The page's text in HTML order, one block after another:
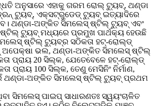
ଅନୁସାରେ ଏହାକୁ ଗରମ ରୋଲ୍ ଟ୍ୟୁବ୍, ଥଣ୍ଡା
ଟ୍ୟୁବ୍, ଏକ୍ସଟ୍ରୁଡେଡ୍ ଟ୍ୟୁବ୍ ଇତ୍ୟାଦିରେ
ଥଣ୍ଡା-ଅଙ୍କିତ ସିମଲେସ୍ ଷ୍ଟିଲ୍ ଟ୍ୟୁବ୍ ଏବଂ
ଟ୍ୟୁବ୍ ମଧ୍ୟରେ ପ୍ରମୁଖ ପାର୍ଥକ୍ୟ ହେଉଛି
ଷ୍ଟିଲ୍ ଟ୍ୟୁବ୍‌ର ସଠିକତା ହଟ୍-ରୋଲ୍ଡ୍
ଭଲ, ଥଣ୍ଡା-ଅଙ୍କିତ ସିମଲେସ୍ ଷ୍ଟିଲ୍
ପ୍ରାୟ 20 ସିଲ୍କ, ଯେତେବେଳେ ହଟ୍-ରୋଲ୍ଡ୍
ପ୍ରାୟ 100 ସିଲ୍କ, ତେଣୁ ମେସିନିଂ ନିର୍ମାଣ,
ଥଣ୍ଡା-ଅଙ୍କିତ ସିମଲେସ୍ ଷ୍ଟିଲ୍ ଟ୍ୟୁବ୍ ପ୍ରଥମ
ସିମଲେସ୍ ପାଇପ୍ ସାଧାରଣତଃ ସ୍ୱୟଂଚାଳିତ